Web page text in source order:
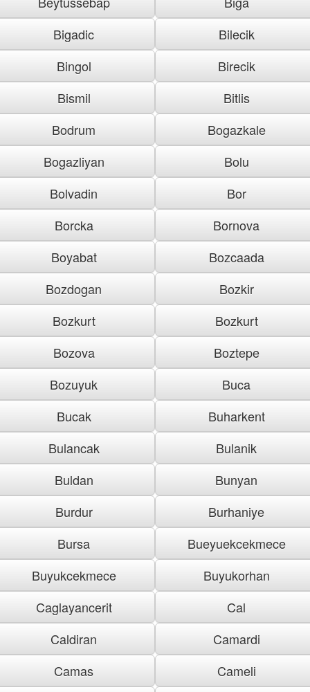
Bigadic
Bilecik
Bingol
Birecik
Bismil
Bitlis
Bodrum
Bogazkale
Bogazliyan
Bolu
Bolvadin
Bor
Borcka
Bornova
Boyabat
Bozcaada
Bozdogan
Bozkir
Bozkurt
Bozkurt
Bozova
Boztepe
Bozuyuk
Buca
Bucak
Buharkent
Bulancak
Bulanik
Buldan
Bunyan
Burdur
Burhaniye
Bursa
Bueyuekcekmece
Buyukcekmece
Buyukorhan
Caglayancerit
Cal
Caldiran
Camardi
Camas
Cameli